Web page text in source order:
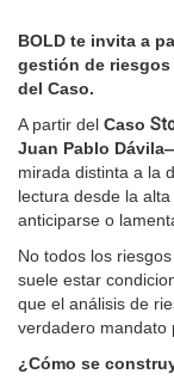
BOLD te invita a
gestión de
del Caso.
A partir del Caso
Juan Pablo
mirada distinta a la
lectura desde la
anticiparse o
No todos los
suele estar
que el análisis de
verdadero mandato
¿Cómo se